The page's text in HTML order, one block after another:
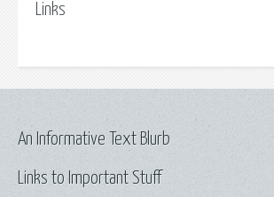
Links
Links to Important Stuff
An Informative Text Blurb